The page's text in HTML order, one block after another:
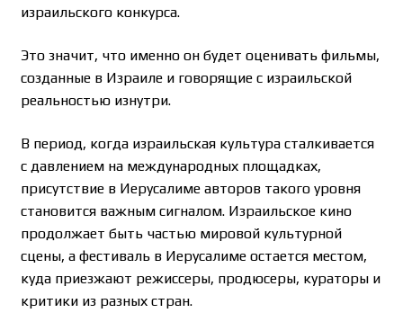
израильского конкурса.
Это значит, что именно он будет оценивать фильмы,
созданные в Израиле и говорящие с израильской
реальностью изнутри.
В период, когда израильская культура сталкивается
с давлением на международных площадках,
присутствие в Иерусалиме авторов такого уровня
становится важным сигналом. Израильское кино
продолжает быть частью мировой культурной
сцены, а фестиваль в Иерусалиме остается местом,
куда приезжают режиссеры, продюсеры, кураторы и
критики из разных стран.